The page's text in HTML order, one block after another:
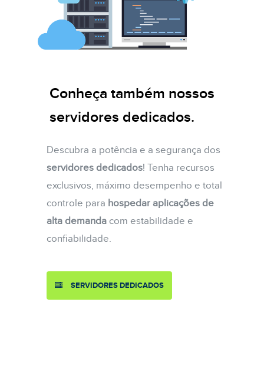
Conheça também nossos
servidores dedicados.
Descubra a potência e a segurança dos
servidores dedicados! Tenha recursos
exclusivos, máximo desempenho e total
controle para hospedar aplicações de
alta demanda com estabilidade e
confiabilidade.
SERVIDORES DEDICADOS